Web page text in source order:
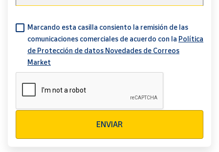
Marcando esta casilla consiento la remisión de las
comunicaciones comerciales de acuerdo con la Política
de Protección de datos Novedades de Correos
Market
ENVIAR